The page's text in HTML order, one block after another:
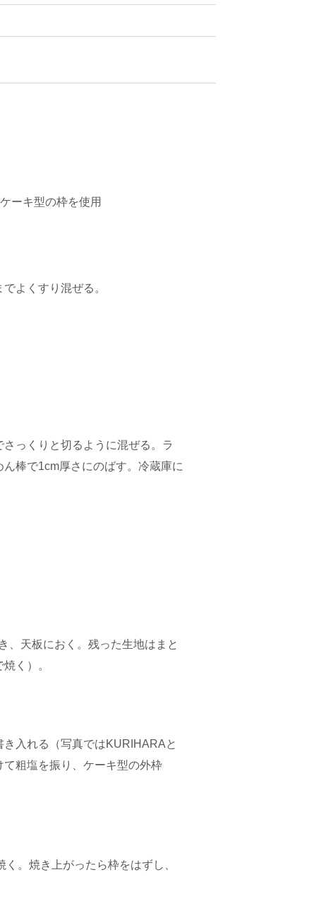
ーキ型の枠を使用
よくすり混ぜる。
っくりと切るように混ぜる。ラ
棒で1cm厚さにのばす。冷蔵庫に
、天板におく。残った生地はまと
く）。
入れる（写真ではKURIHARAと
粗塩を振り、ケーキ型の外枠
。焼き上がったら枠をはずし、